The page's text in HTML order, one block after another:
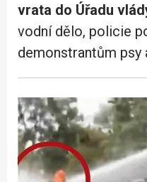
vrata do Úřadu
vodní dělo, policie
demonstrantům psy